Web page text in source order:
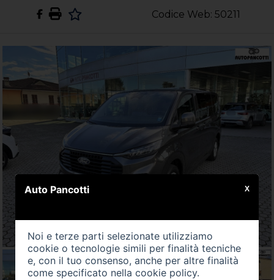
Codice Web: 50211
Auto Pancotti
Noi e terze parti selezionate utilizziamo
cookie o tecnologie simili per finalità tecniche
e, con il tuo consenso, anche per altre finalità
come specificato nella cookie policy.
X